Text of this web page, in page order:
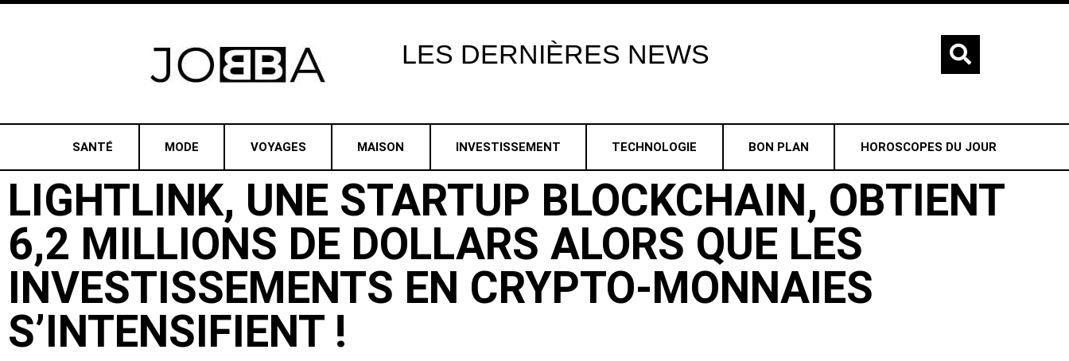
LES DERNIÈRES NEWS
SANTÉ MODE VOYAGES MAISON INVESTISSEMENT TECHNOLOGIE BON PLAN HOROSCOPES DU JOUR
LIGHTLINK, UNE STARTUP BLOCKCHAIN, OBTIENT
6,2 MILLIONS DE DOLLARS ALORS QUE LES
INVESTISSEMENTS EN CRYPTO-MONNAIES
S’INTENSIFIENT !